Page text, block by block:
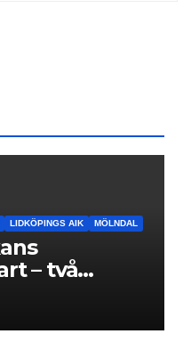
LIDKÖPINGS AIK MÖLNDAL
– två